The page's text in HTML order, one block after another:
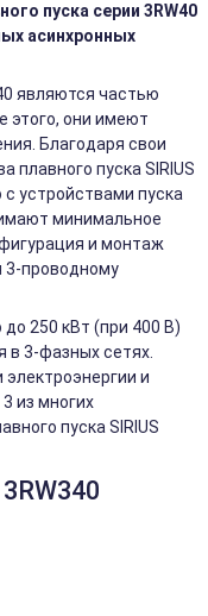
пуска серии 3RW40
асинхронных
являются частью
этого, они имеют
Благодаря свои
плавного пуска SIRIUS
устройствами пуска
минимальное
и монтаж
3-проводному
250 кВт (при 400 В)
в 3-фазных сетях.
и
из многих
пуска SIRIUS